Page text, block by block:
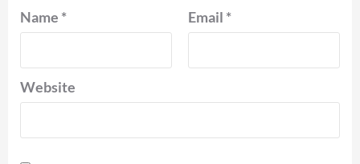
Name * Email *
Website